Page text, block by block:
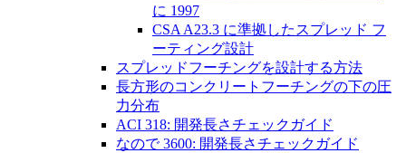
に 1997
CSA A23.3 に準拠したスプレッド フ
ーティング設計
スプレッドフーチングを設計する方法
長方形のコンクリートフーチングの下の圧
力分布
ACI 318: 開発長さチェックガイド
なので 3600: 開発長さチェックガイド